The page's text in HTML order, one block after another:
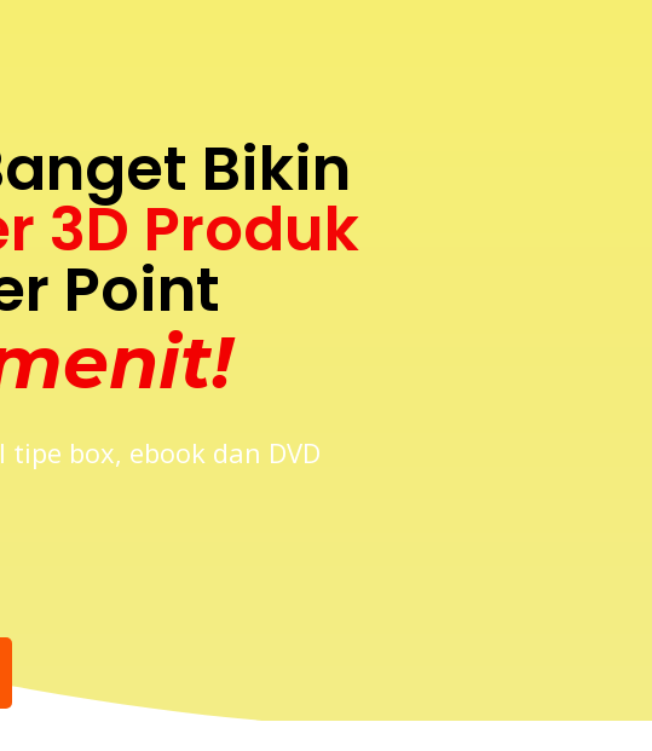
Bikin
3D Produk
Point
box, ebook dan DVD